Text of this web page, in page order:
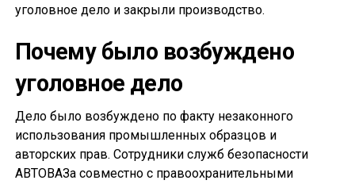
уголовное дело и закрыли производство.
Почему было возбуждено
уголовное дело
Дело было возбуждено по факту незаконного
использования промышленных образцов и
авторских прав. Сотрудники служб безопасности
АВТОВАЗа совместно с правоохранительными